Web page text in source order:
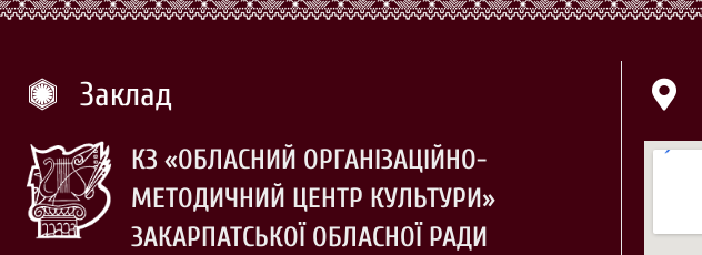
Заклад
КЗ «ОБЛАСНИЙ ОРГАНІЗАЦІЙНО-
МЕТОДИЧНИЙ ЦЕНТР КУЛЬТУРИ»
ЗАКАРПАТСЬКОЇ ОБЛАСНОЇ РАДИ